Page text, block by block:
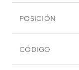
POSICIÓN
CÓDIGO